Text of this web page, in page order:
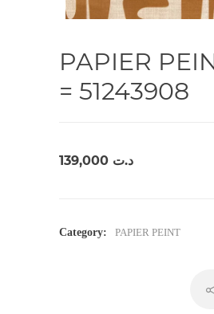
PAPIER
= 51243908
د.ت
Category: PAPIER PEINT